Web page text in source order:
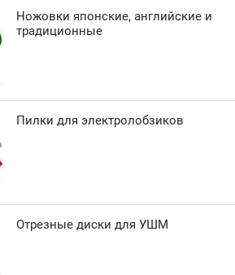
Ножовки японские, английские и
традиционные
Пилки для электролобзиков
Отрезные диски для УШМ